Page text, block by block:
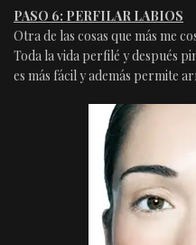
PASO 6: PERFILAR LABIOS
Otra de las cosas que más me
Toda la vida perfilé y después
es más fácil y además permite